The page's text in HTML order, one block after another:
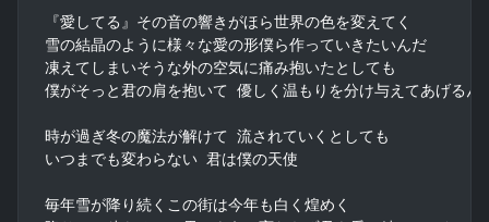
『愛してる』その音の響きがほら世界の色を変えてく
雪の結晶のように様々な愛の形僕ら作っていきたいんだ
凍えてしまいそうな外の空気に痛み抱いたとしても
僕がそっと君の肩を抱いて 優しく温もりを分け与えてあげるん
時が過ぎ冬の魔法が解けて 流されていくとしても
いつまでも変わらない 君は僕の天使
毎年雪が降り続くこの街は今年も白く煌めく